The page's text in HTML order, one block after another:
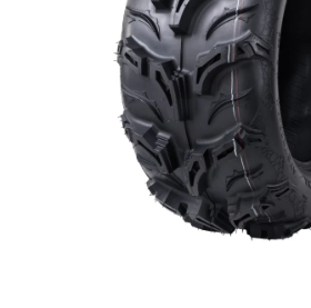
KRYTY PODVOZKU
NÁVLEKY TLMIČOV
NAVIJAKY COME UP WARN
OLEJE MAXIMA A FILTRE